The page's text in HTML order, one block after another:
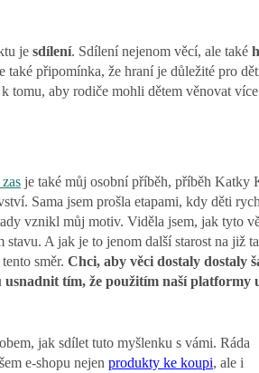
je sdílení. Sdílení nejenom věcí, ale také
také připomínka, že hraní je důležité pro
tomu, aby rodiče mohli dětem věnovat
je také můj osobní příběh, příběh Katky
Sama jsem prošla etapami, kdy děti
vznikl můj motiv. Viděla jsem, jak tyto
stavu. A jak je to jenom další starost na již
směr. Chci, aby věci dostaly dostaly
usnadnit tím, že použitím naší platformy
jak sdílet tuto myšlenku s vámi. Ráda
e-shopu nejen produkty ke koupi, ale i